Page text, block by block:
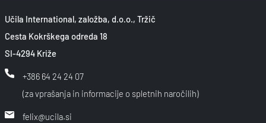
Učila International, založba, d.o.o., Tržič
Cesta Kokrškega odreda 18
SI-4294 Križe
+386 64 24 24 07
(za vprašanja in informacije o spletnih naročilih)
felix@ucila.si